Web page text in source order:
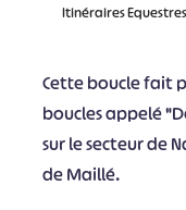
Itinéraires Equestres
Cette boucle fait
boucles appelé
sur le secteur de
de Maillé.